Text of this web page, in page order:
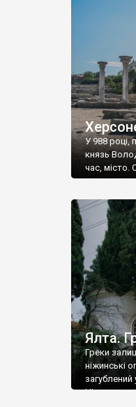
Офіційно –
влада в
У 988 році,
князь
час,
диктувати
Херсонесі
Херсонесу
Ялта.
Греки
ніжинські
Ніжин